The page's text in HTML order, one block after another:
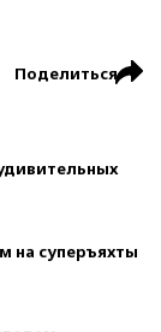
Поделиться
на суперъяхты